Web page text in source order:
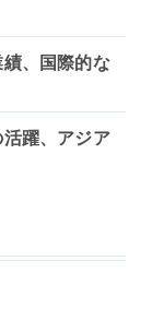
、国際的な
躍、アジア